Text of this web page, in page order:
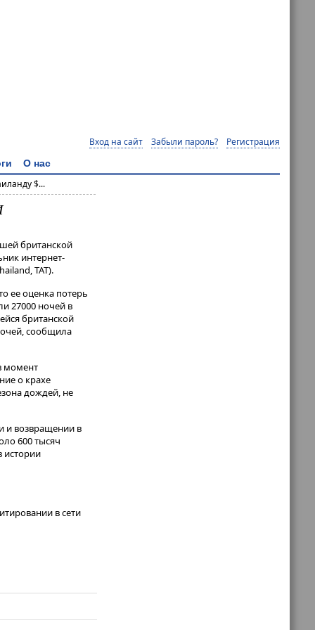
Вход на сайт Забыли пароль? Регистрация
О нас
$...
британской
интернет-
ТАТ).
ее оценка потерь
27000 ночей в
британской
сообщила
момент
о крахе
дождей, не
и возвращении в
600 тысяч
истории
в сети